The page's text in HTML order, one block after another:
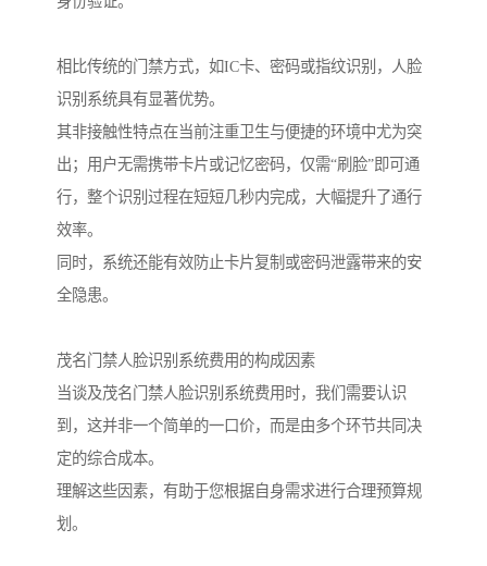
相比传统的门禁方式，如IC卡、密码或指纹识别，人脸
识别系统具有显著优势。
其非接触性特点在当前注重卫生与便捷的环境中尤为突
出；用户无需携带卡片或记忆密码，仅需“刷脸”即可通
行，整个识别过程在短短几秒内完成，大幅提升了通行
效率。
同时，系统还能有效防止卡片复制或密码泄露带来的安
全隐患。
茂名门禁人脸识别系统费用的构成因素
当谈及茂名门禁人脸识别系统费用时，我们需要认识
到，这并非一个简单的一口价，而是由多个环节共同决
定的综合成本。
理解这些因素，有助于您根据自身需求进行合理预算规
划。